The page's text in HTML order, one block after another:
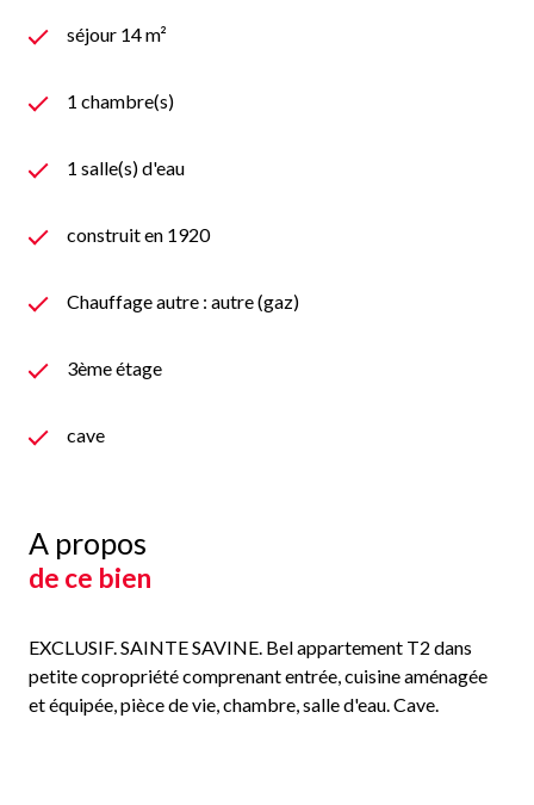
séjour 14 m²
1 chambre(s)
1 salle(s) d'eau
construit en 1920
Chauffage autre : autre (gaz)
3ème étage
cave
A propos
de ce bien
EXCLUSIF. SAINTE SAVINE. Bel appartement T2 dans
petite copropriété comprenant entrée, cuisine aménagée
et équipée, pièce de vie, chambre, salle d'eau. Cave.